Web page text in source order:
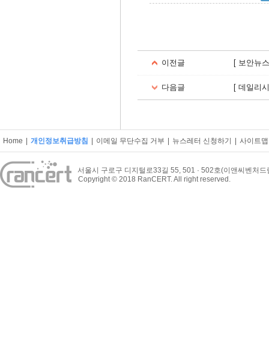
이전글 [ 보안뉴
다음글 [ 데일리
Home 개인정보취급방침 이메일 무단수집 거부 뉴스레터 신청하기 사이트맵
서울시 구로구 디지털로33길 55, 501 · 502호(이앤씨벤처드
Copyright © 2018 RanCERT. All right reserved.